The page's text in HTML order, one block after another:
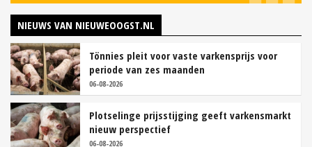
NIEUWS VAN NIEUWEOOGST.NL
Tönnies pleit voor vaste varkensprijs voor
periode van zes maanden
06-08-2026
Plotselinge prijsstijging geeft varkensmarkt
nieuw perspectief
06-08-2026